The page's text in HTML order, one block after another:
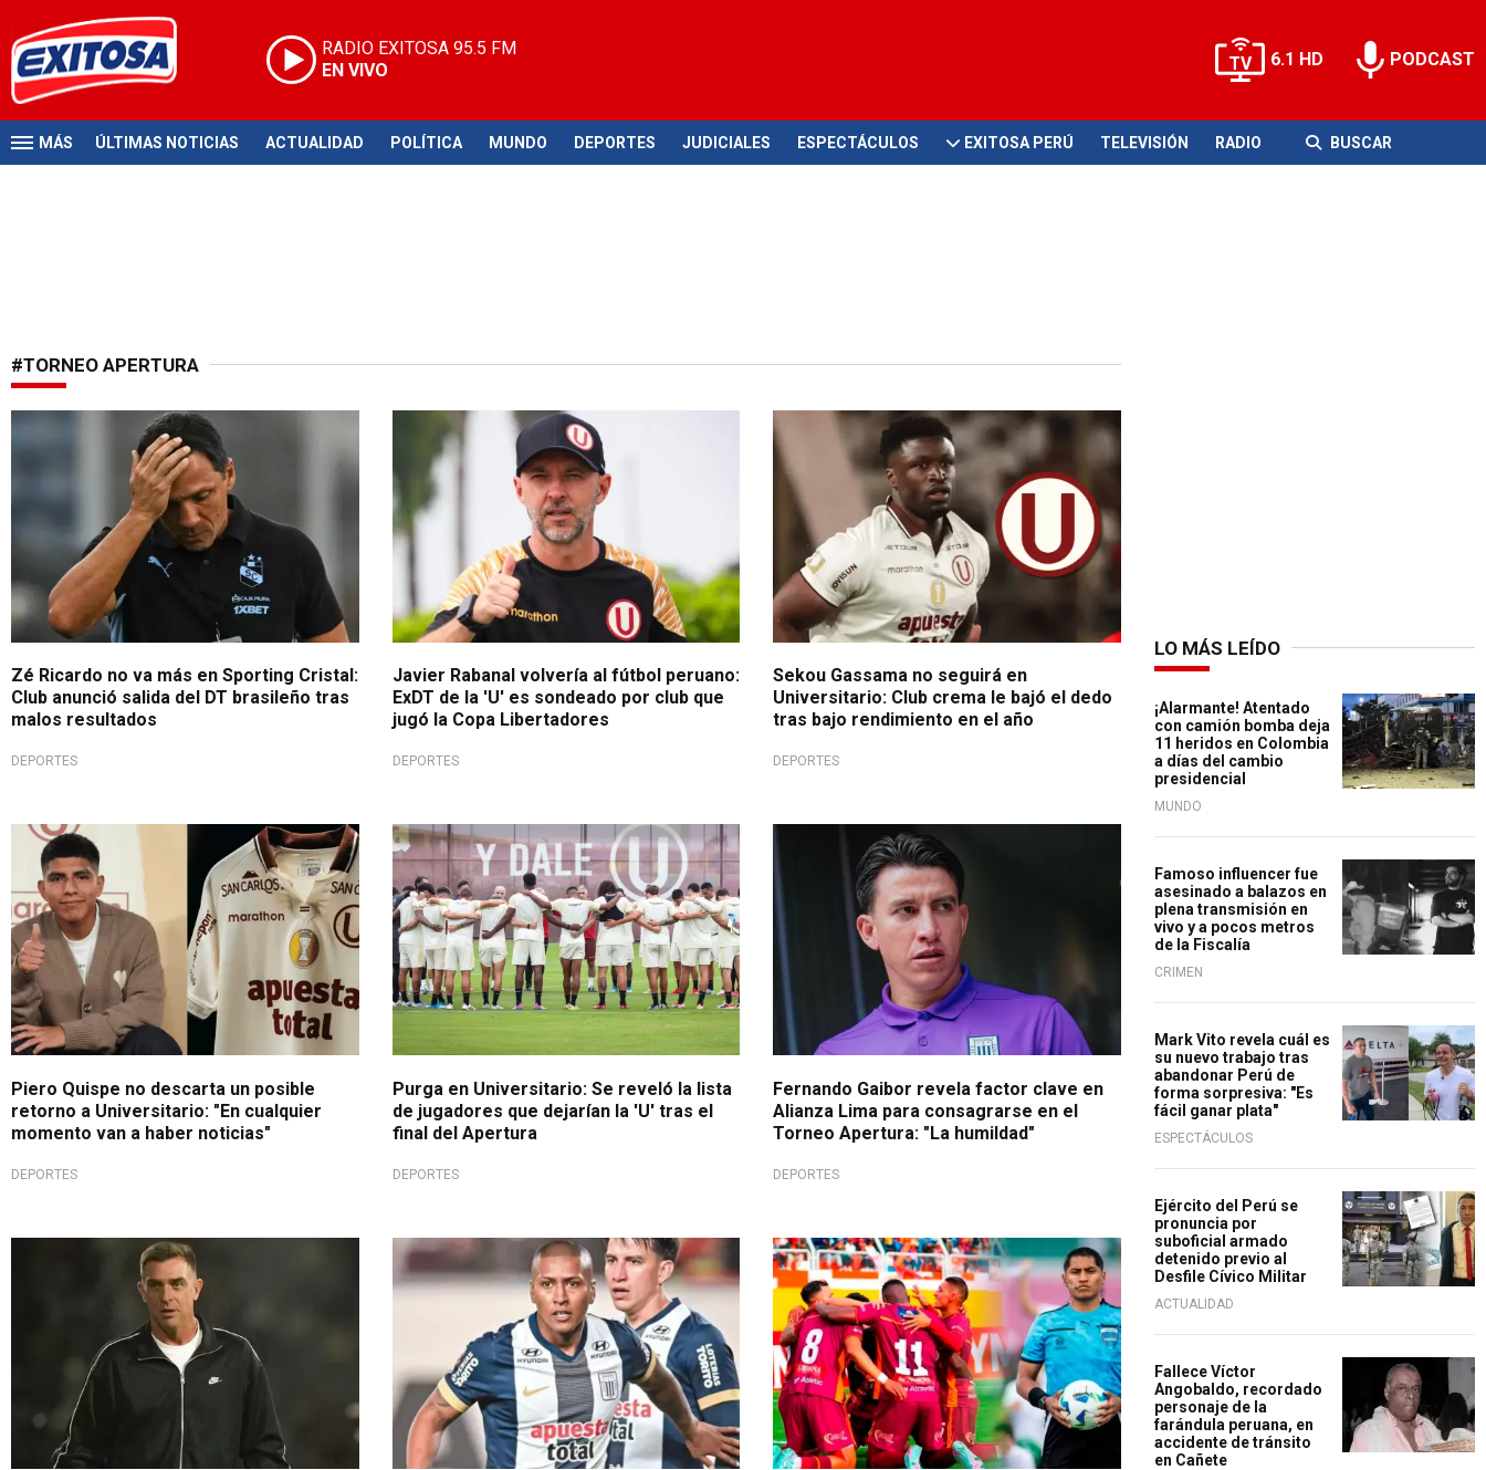
RADIO EXITOSA 95.5 FM
EN VIVO
6.1 HD PODCAST
MÁS ÚLTIMAS NOTICIAS ACTUALIDAD POLÍTICA MUNDO DEPORTES JUDICIALES ESPECTÁCULOS EXITOSA PERÚ TELEVISIÓN RADIO BUSCAR
#TORNEO APERTURA
Zé Ricardo no va más en Sporting Cristal:
Club anunció salida del DT brasileño tras
malos resultados
DEPORTES
Sorprendió a más de uno
Javier Rabanal volvería al fútbol peruano:
ExDT de la 'U' es sondeado por club que
jugó la Copa Libertadores
DEPORTES
Sekou Gassama no seguirá en
Universitario: Club crema le bajó el dedo
tras bajo rendimiento en el año
DEPORTES
¿Llega para el Clausura?
Piero Quispe no descarta un posible
retorno a Universitario: "En cualquier
momento van a haber noticias"
DEPORTES
Está decidido
Purga en Universitario: Se reveló la lista
de jugadores que dejarían la 'U' tras el
final del Apertura
DEPORTES
Claro y sincero
Fernando Gaibor revela factor clave en
Alianza Lima para consagrarse en el
Torneo Apertura: "La humildad"
DEPORTES
Sorprendió a todos Todo cerrado Reclamo por arbitraje
LO MÁS LEÍDO
¡Alarmante! Atentado
con camión bomba deja
11 heridos en Colombia
a días del cambio
presidencial
MUNDO
Famoso influencer fue
asesinado a balazos en
plena transmisión en
vivo y a pocos metros
de la Fiscalía
CRIMEN
Mark Vito revela cuál es
su nuevo trabajo tras
abandonar Perú de
forma sorpresiva: "Es
fácil ganar plata"
ESPECTÁCULOS
Ejército del Perú se
pronuncia por
suboficial armado
detenido previo al
Desfile Cívico Militar
ACTUALIDAD
Fallece Víctor
Angobaldo, recordado
personaje de la
farándula peruana, en
accidente de tránsito
en Cañete